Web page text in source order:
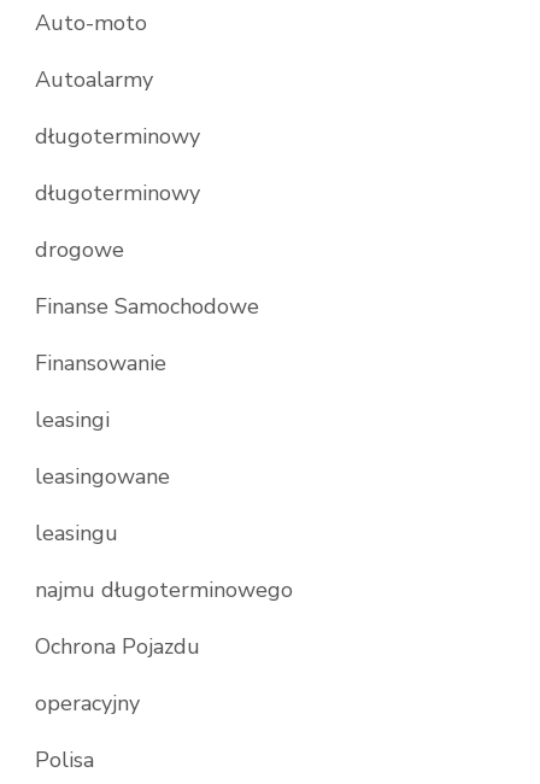
Auto-moto
Autoalarmy
długoterminowy
długoterminowy
drogowe
Finanse Samochodowe
Finansowanie
leasingi
leasingowane
leasingu
najmu długoterminowego
Ochrona Pojazdu
operacyjny
Polisa